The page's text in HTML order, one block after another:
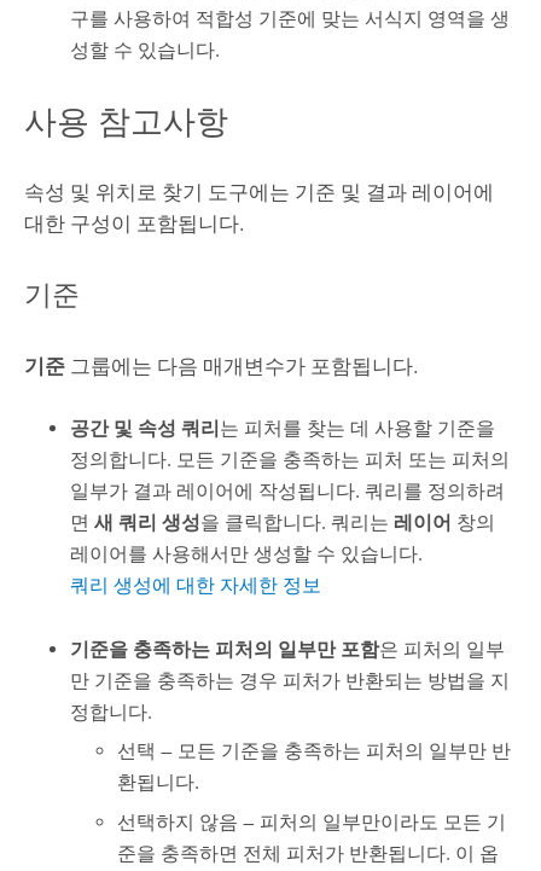
구를 사용하여 적합성 기준에 맞는 서식지 영역을 생
성할 수 있습니다.
사용 참고사항
속성 및 위치로 찾기 도구에는 기준 및 결과 레이어에
대한 구성이 포함됩니다.
기준
기준그룹에는 다음 매개변수가 포함됩니다.
공간 및 속성 쿼리 는 피처를 찾는 데 사용할 기준을
정의합니다. 모든 기준을 충족하는 피처 또는 피처의
일부가 결과 레이어에 작성됩니다. 쿼리를 정의하려
면새 쿼리 생성을 클릭합니다. 쿼리는 레이어 창의
레이어를 사용해서만 생성할 수 있습니다.
쿼리 생성에 대한 자세한 정보
기준을 충족하는 피처의 일부만 포함은 피처의 일부
만 기준을 충족하는 경우 피처가 반환되는 방법을 지
정합니다.
선택 — 모든 기준을 충족하는 피처의 일부만 반
환됩니다.
선택하지 않음 — 피처의 일부만이라도 모든 기
준을 충족하면 전체 피처가 반환됩니다. 이 옵